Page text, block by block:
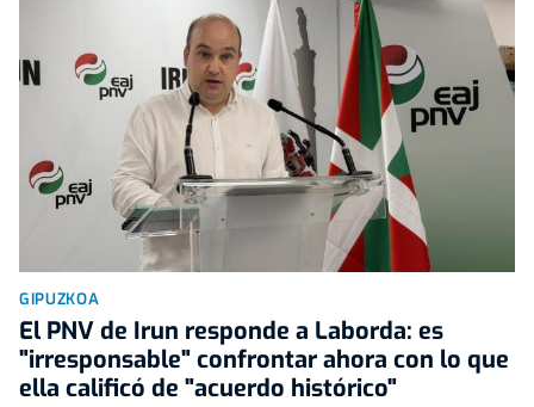
GIPUZKOA
El PNV de Irun responde a Laborda: es
"irresponsable" confrontar ahora con lo que
ella calificó de "acuerdo histórico"